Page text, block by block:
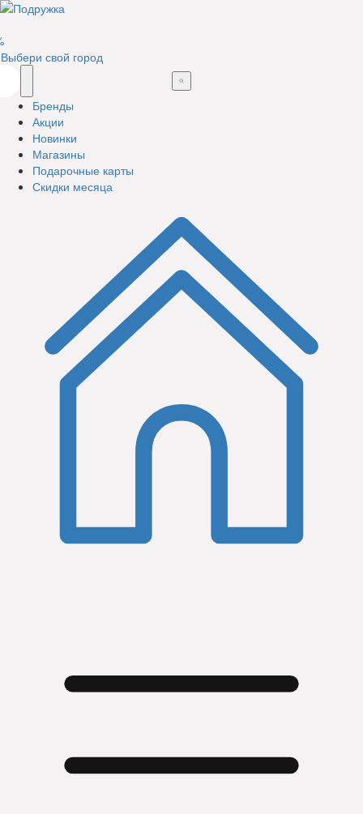
Выбери свой город
Бренды
Акции
Новинки
Магазины
Подарочные карты
Скидки месяца